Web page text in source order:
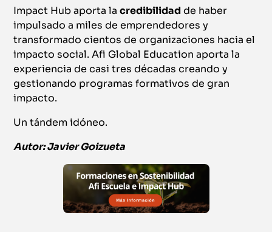
Impact Hub aporta lacredibilidad de haber
impulsado a miles de emprendedores y
transformado cientos de organizaciones hacia el
impacto social. Afi Global Education aporta la
experiencia de casi tres décadas creando y
gestionando programas formativos de gran
impacto.
Un tándem idóneo.
Autor: Javier Goizueta